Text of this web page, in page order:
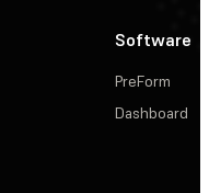
Software
PreForm
Dashboard